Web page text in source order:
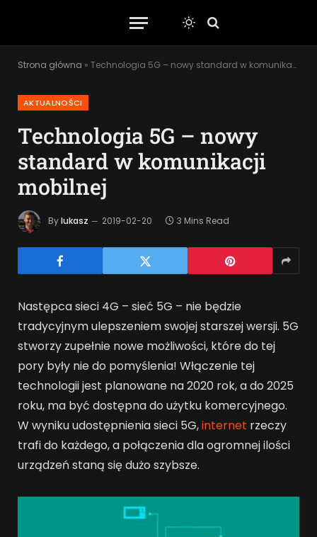
Strona główna » Technologia 5G – nowy standard w komunikacji mobilnej
AKTUALNOŚCI
Technologia 5G – nowy
standard w komunikacji
mobilnej
Bylukasz 2019-02-20 3 Mins Read
Następca sieci 4G – sieć 5G – nie będzie
tradycyjnym ulepszeniem swojej starszej wersji. 5G
stworzy zupełnie nowe możliwości, które do tej
pory były nie do pomyślenia! Włączenie tej
technologii jest planowane na 2020 rok, a do 2025
roku, ma być dostępna do użytku komercyjnego.
W wyniku udostępnienia sieci 5G,internet rzeczy
trafi do każdego, a połączenia dla ogromnej ilości
urządzeń staną się dużo szybsze.